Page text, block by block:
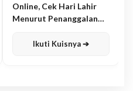
Online, Cek Hari Lahir
Menurut Penanggalan
Ikuti Kuisnya ➔